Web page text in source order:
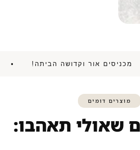
• מכניסים אור וקדושה
מוצרים דומים
שאולי תאהבו: